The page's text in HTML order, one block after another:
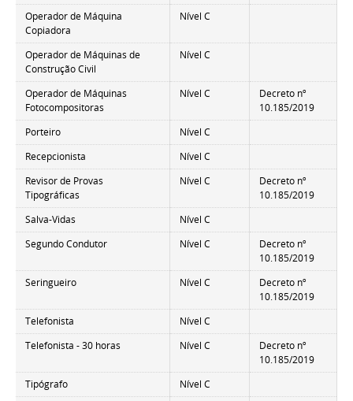
Operador de Máquina
Copiadora
Nível C
Operador de Máquinas de
Construção Civil
Nível C
Operador de Máquinas
Fotocompositoras
Nível C
Decreto nº
10.185/2019
Porteiro
Nível C
Recepcionista
Nível C
Revisor de Provas
Tipográficas
Nível C
Decreto nº
10.185/2019
Salva-Vidas
Nível C
Segundo Condutor
Nível C
Decreto nº
10.185/2019
Seringueiro
Nível C
Decreto nº
10.185/2019
Telefonista
Nível C
Telefonista - 30 horas
Nível C
Decreto nº
10.185/2019
Tipógrafo
Nível C